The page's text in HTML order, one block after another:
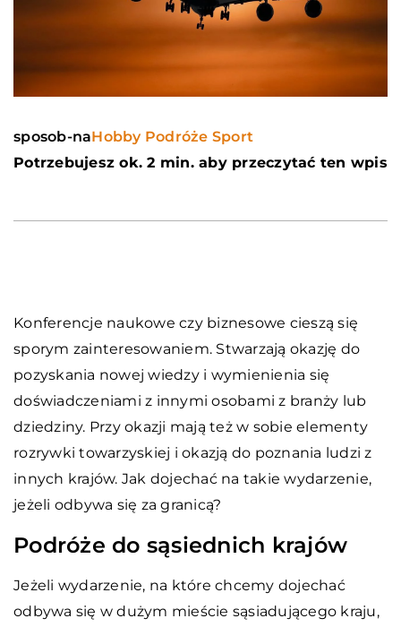
sposob-naHobby Podróże Sport
Potrzebujesz ok. 2 min. aby przeczytać ten wpis
Konferencje naukowe czy biznesowe cieszą się
sporym zainteresowaniem. Stwarzają okazję do
pozyskania nowej wiedzy i wymienienia się
doświadczeniami z innymi osobami z branży lub
dziedziny. Przy okazji mają też w sobie elementy
rozrywki towarzyskiej i okazją do poznania ludzi z
innych krajów. Jak dojechać na takie wydarzenie,
jeżeli odbywa się za granicą?
Podróże do sąsiednich krajów
Jeżeli wydarzenie, na które chcemy dojechać
odbywa się w dużym mieście sąsiadującego kraju,